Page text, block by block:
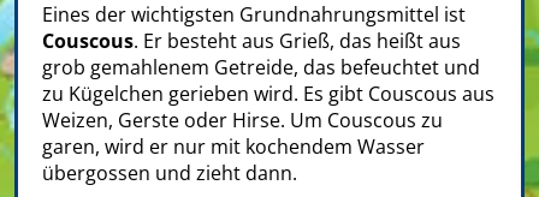
Eines der wichtigsten Grundnahrungsmittel ist
Couscous. Er besteht aus Grieß, das heißt aus
grob gemahlenem Getreide, das befeuchtet und
zu Kügelchen gerieben wird. Es gibt Couscous aus
Weizen, Gerste oder Hirse. Um Couscous zu
garen, wird er nur mit kochendem Wasser
übergossen und zieht dann.